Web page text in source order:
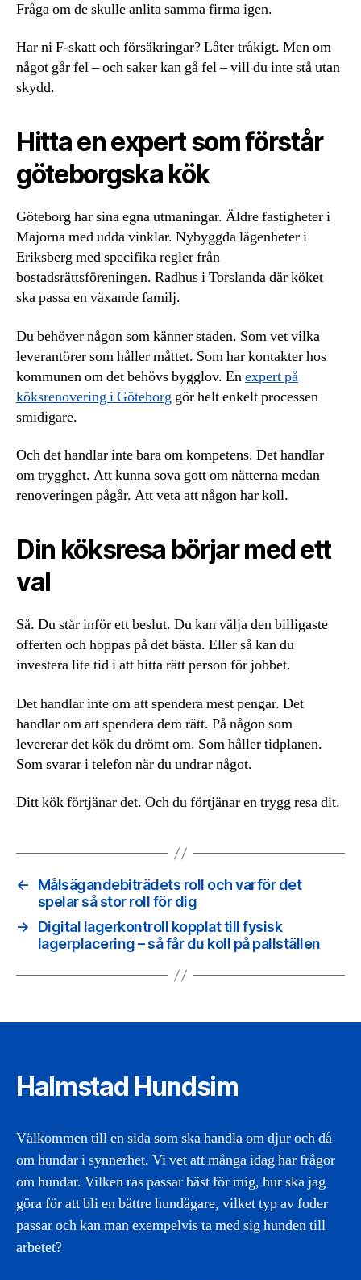
Fråga om de skulle anlita samma firma igen.
Har ni F-skatt och försäkringar? Låter tråkigt. Men om
något går fel – och saker kan gå fel – vill du inte stå utan
skydd.
Hitta en expert som förstår
göteborgska kök
Göteborg har sina egna utmaningar. Äldre fastigheter i
Majorna med udda vinklar. Nybyggda lägenheter i
Eriksberg med specifika regler från
bostadsrättsföreningen. Radhus i Torslanda där köket
ska passa en växande familj.
Du behöver någon som känner staden. Som vet vilka
leverantörer som håller måttet. Som har kontakter hos
kommunen om det behövs bygglov. Enexpert på
köksrenovering i Göteborg gör helt enkelt processen
smidigare.
Och det handlar inte bara om kompetens. Det handlar
om trygghet. Att kunna sova gott om nätterna medan
renoveringen pågår. Att veta att någon har koll.
Din köksresa börjar med ett
val
Så. Du står inför ett beslut. Du kan välja den billigaste
offerten och hoppas på det bästa. Eller så kan du
investera lite tid i att hitta rätt person för jobbet.
Det handlar inte om att spendera mest pengar. Det
handlar om att spendera dem rätt. På någon som
levererar det kök du drömt om. Som håller tidplanen.
Som svarar i telefon när du undrar något.
Ditt kök förtjänar det. Och du förtjänar en trygg resa dit.
←
Målsägandebiträdets roll och varför det
spelar så stor roll för dig
→
Digital lagerkontroll kopplat till fysisk
lagerplacering – så får du koll på pallställen
Halmstad Hundsim
Välkommen till en sida som ska handla om djur och då
om hundar i synnerhet. Vi vet att många idag har frågor
om hundar. Vilken ras passar bäst för mig, hur ska jag
göra för att bli en bättre hundägare, vilket typ av foder
passar och kan man exempelvis ta med sig hunden till
arbetet?